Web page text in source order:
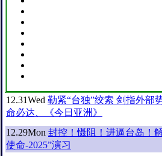
12.31Wed 勒紧“台独”绞索 剑指外部
命必达、《今日亚洲》
12.29Mon 封控！慑阻！进逼台岛！
使命-2025”演习